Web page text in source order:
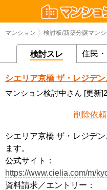
マンション 検討板/新築分譲マン
検討スレ 住民
シエリア京橋 ザ・レジデ
マンション検討中さん [更新
削除依頼
シエリア京橋 ザ・レジデ
ます。
公式サイト：
https://www.cielia.com/m/
資料請求／エントリー：